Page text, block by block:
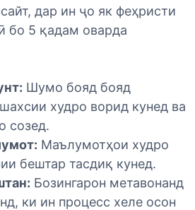
дар ин ҷо як феҳристи
бо 5 қадам оварда
Шумо бояд бояд
худро ворид кунед ва
созед.
Маълумотҳои худро
бештар тасдиқ кунед.
Бозингарон метавонанд
ки ин процесс хеле осон